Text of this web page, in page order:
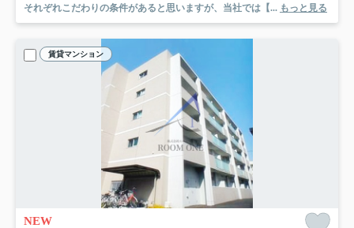
それぞれこだわりの条件があると思いますが、当社では【... もっと見る
賃貸マンション
NEW